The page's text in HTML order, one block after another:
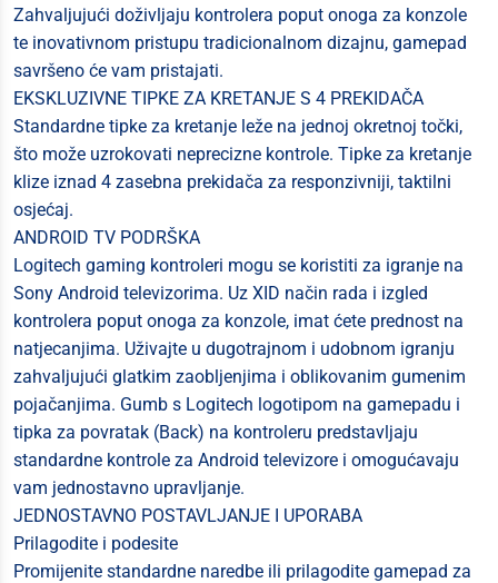
Zahvaljujući doživljaju kontrolera poput onoga za konzole
te inovativnom pristupu tradicionalnom dizajnu, gamepad
savršeno će vam pristajati.
EKSKLUZIVNE TIPKE ZA KRETANJE S 4 PREKIDAČA
Standardne tipke za kretanje leže na jednoj okretnoj točki,
što može uzrokovati neprecizne kontrole. Tipke za kretanje
klize iznad 4 zasebna prekidača za responzivniji, taktilni
osjećaj.
ANDROID TV PODRŠKA
Logitech gaming kontroleri mogu se koristiti za igranje na
Sony Android televizorima. Uz XID način rada i izgled
kontrolera poput onoga za konzole, imat ćete prednost na
natjecanjima. Uživajte u dugotrajnom i udobnom igranju
zahvaljujući glatkim zaobljenjima i oblikovanim gumenim
pojačanjima. Gumb s Logitech logotipom na gamepadu i
tipka za povratak (Back) na kontroleru predstavljaju
standardne kontrole za Android televizore i omogućavaju
vam jednostavno upravljanje.
JEDNOSTAVNO POSTAVLJANJE I UPORABA
Prilagodite i podesite
Promijenite standardne naredbe ili prilagodite gamepad za